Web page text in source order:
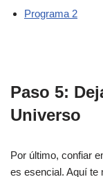
Programa 2
Paso 5:
Universo
Por último, confiar
es esencial. Aquí te